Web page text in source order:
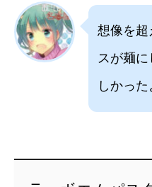
想像を超
スが麺
しかった